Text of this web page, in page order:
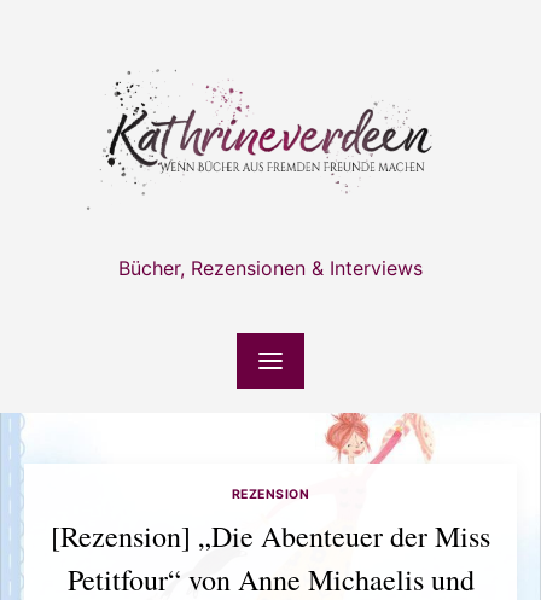
Bücher, Rezensionen & Interviews
REZENSION
[Rezension] „Die Abenteuer der Miss
Petitfour“ von Anne Michaelis und